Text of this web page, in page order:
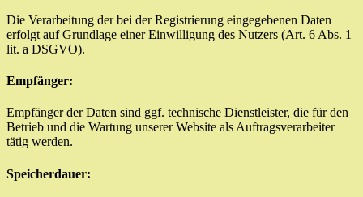
Die Verarbeitung der bei der Registrierung eingegebenen Daten
erfolgt auf Grundlage einer Einwilligung des Nutzers (Art. 6 Abs. 1
lit. a DSGVO).
Empfänger:
Empfänger der Daten sind ggf. technische Dienstleister, die für den
Betrieb und die Wartung unserer Website als Auftragsverarbeiter
tätig werden.
Speicherdauer: